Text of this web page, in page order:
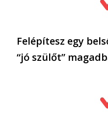
Felépítesz egy
“jó szülőt”